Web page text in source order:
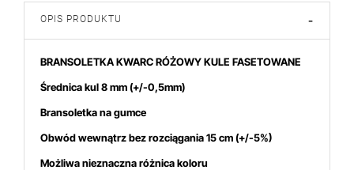
OPIS PRODUKTU -
BRANSOLETKA KWARC RÓŻOWY KULE FASETOWANE
Średnica kul 8mm (+/-0,5mm)
Bransoletka na gumce
Obwód wewnątrz bez rozciągania 15 cm (+/-5%)
Możliwa nieznaczna różnica koloru